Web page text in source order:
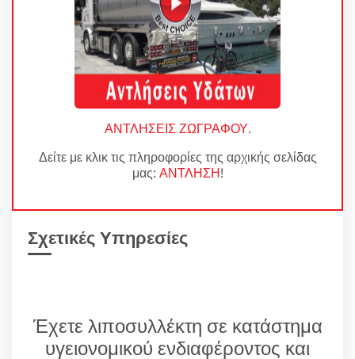
ΑΝΤΛΗΣΕΙΣ ΖΩΓΡΑΦΟΥ.
Δείτε με κλικ τις πληροφορίες της αρχικής σελίδας
μας: ΑΝΤΛΗΣΗ!
Σχετικές Υπηρεσίες
Έχετε λιποσυλλέκτη σε κατάστημα
υγειονομικού ενδιαφέροντος και